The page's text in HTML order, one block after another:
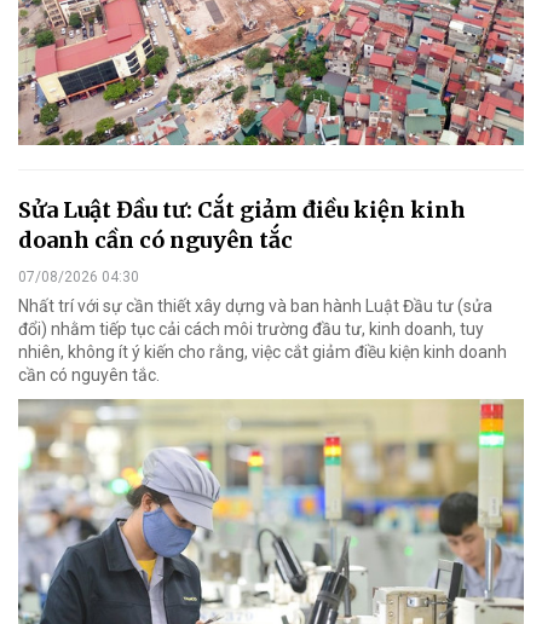
Sửa Luật Đầu tư: Cắt giảm điều kiện kinh
doanh cần có nguyên tắc
07/08/2026 04:30
Nhất trí với sự cần thiết xây dựng và ban hành Luật Đầu tư (sửa
đổi) nhằm tiếp tục cải cách môi trường đầu tư, kinh doanh, tuy
nhiên, không ít ý kiến cho rằng, việc cắt giảm điều kiện kinh doanh
cần có nguyên tắc.